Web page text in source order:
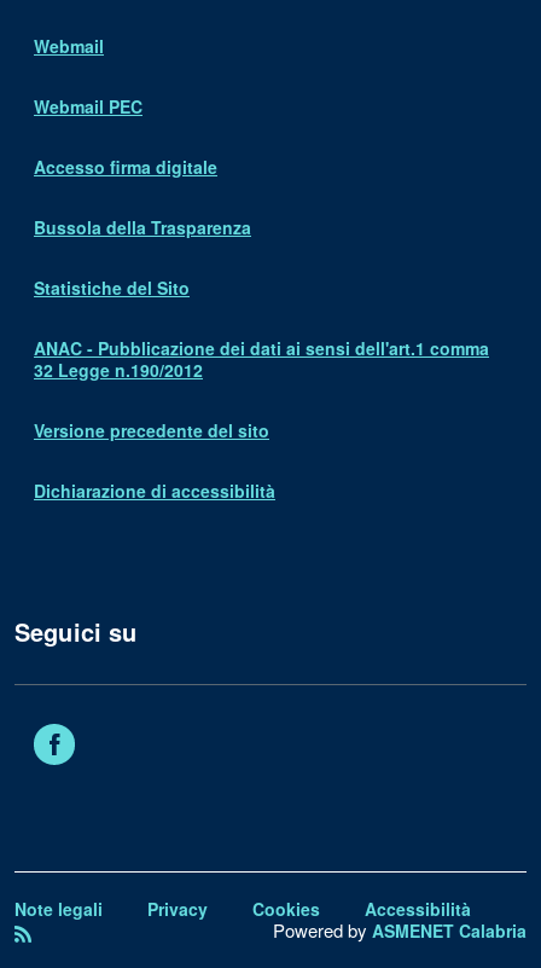
Webmail
Webmail PEC
Accesso firma digitale
Bussola della Trasparenza
Statistiche del Sito
ANAC - Pubblicazione dei dati ai sensi dell'art.1 comma
32 Legge n.190/2012
Versione precedente del sito
Dichiarazione di accessibilità
Seguici su
Note legali Privacy Cookies Accessibilità
Powered by ASMENET Calabria